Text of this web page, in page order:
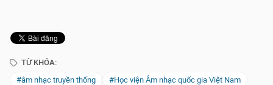
TỪ KHÓA:
#âm nhạc truyền thống
#Học viện Âm nhạc quốc gia Việt Nam